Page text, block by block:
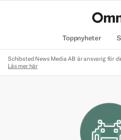
Toppnyheter
Schibsted News Media AB är ansvarig för
Läs mer här